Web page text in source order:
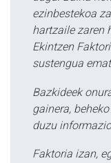
ezinbestekoa
hartzaile zaren
Ekintzen
sustengua
Bazkideek
gainera,
duzu
Faktoria izan,